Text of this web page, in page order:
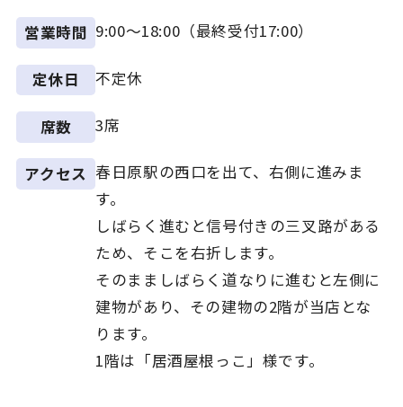
営業時間 9:00～18:00（最終受付17:00）
定休日 不定休
席数 3席
アクセス 春日原駅の西口を出て、右側に進みま
す。
しばらく進むと信号付きの三叉路がある
ため、そこを右折します。
そのまましばらく道なりに進むと左側に
建物があり、その建物の2階が当店とな
ります。
1階は「居酒屋根っこ」様です。